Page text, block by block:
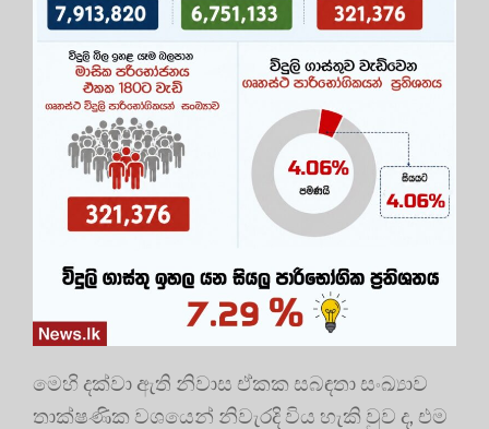
මෙහි දක්වා ඇති නිවාස ඒකක සබඳතා සංඛ්‍යාව
තාක්ෂණික වශයෙන් නිවැරදි විය හැකි වුව ද, එම